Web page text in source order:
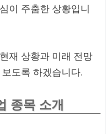
이 주춤한 상황입니
재 상황과 미래 전망
도록 하겠습니다.
종목 소개